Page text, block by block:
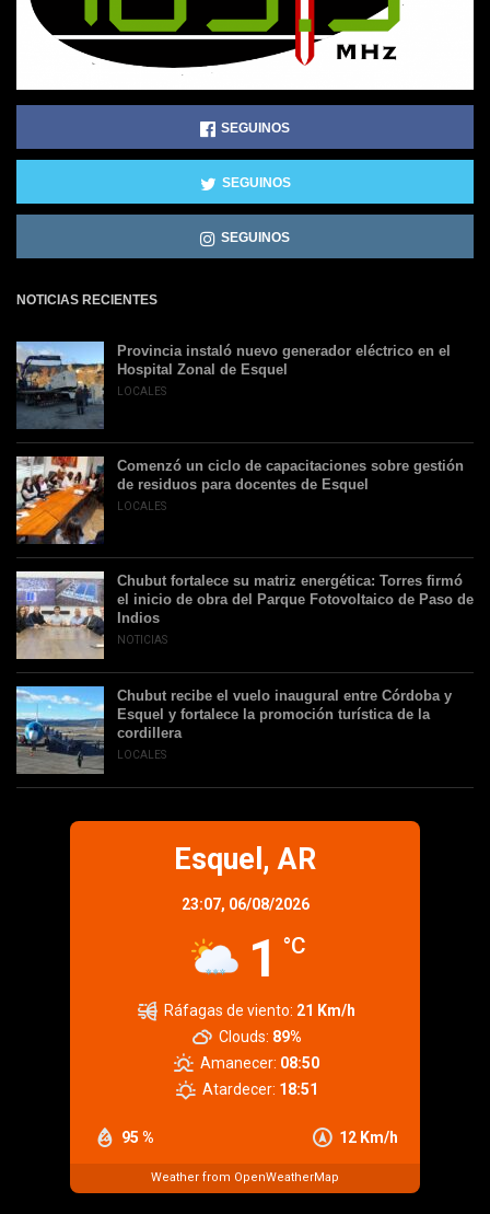
SEGUINOS
SEGUINOS
SEGUINOS
NOTICIAS RECIENTES
Provincia instaló nuevo generador eléctrico en el
Hospital Zonal de Esquel
LOCALES
Comenzó un ciclo de capacitaciones sobre gestión
de residuos para docentes de Esquel
LOCALES
Chubut fortalece su matriz energética: Torres firmó
el inicio de obra del Parque Fotovoltaico de Paso de
Indios
NOTICIAS
Chubut recibe el vuelo inaugural entre Córdoba y
Esquel y fortalece la promoción turística de la
cordillera
LOCALES
Esquel, AR
23:07, 06/08/2026
1 °C
95 % 12 Km/h
Ráfagas de viento: 21 Km/h
Clouds: 89%
Amanecer: 08:50
Atardecer: 18:51
Weather from OpenWeatherMap